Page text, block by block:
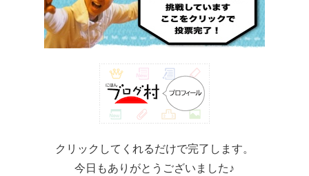
クリックしてくれるだけで完了します。
今日もありがとうございました♪